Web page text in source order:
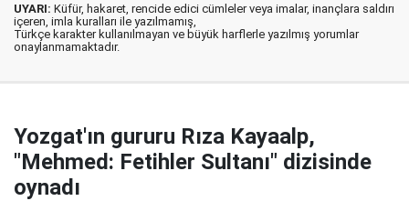
UYARI: Küfür, hakaret, rencide edici cümleler veya imalar, inançlara saldırı
içeren, imla kuralları ile yazılmamış,
Türkçe karakter kullanılmayan ve büyük harflerle yazılmış yorumlar
onaylanmamaktadır.
Yozgat'ın gururu Rıza Kayaalp,
"Mehmed: Fetihler Sultanı" dizisinde
oynadı